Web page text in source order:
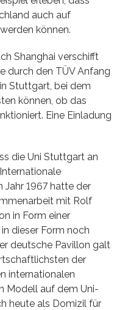
auch auf
können.
Shanghai verschifft
durch den TÜV Anfang
Stuttgart, bei dem
können, ob das
Eine Einladung
die Uni Stuttgart an
1967 hatte der
mit Rolf
in Form einer
dieser Form noch
deutsche Pavillon galt
der
internationalen
Modell auf dem Uni-
heute als Domizil für